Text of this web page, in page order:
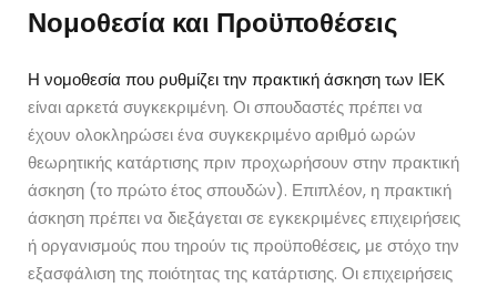
Νομοθεσία και Προϋποθέσεις
Η νομοθεσία που ρυθμίζει την πρακτική άσκηση των ΙΕΚ
είναι αρκετά συγκεκριμένη. Οι σπουδαστές πρέπει να
έχουν ολοκληρώσει ένα συγκεκριμένο αριθμό ωρών
θεωρητικής κατάρτισης πριν προχωρήσουν στην πρακτική
άσκηση (το πρώτο έτος σπουδών). Επιπλέον, η πρακτική
άσκηση πρέπει να διεξάγεται σε εγκεκριμένες επιχειρήσεις
ή οργανισμούς που τηρούν τις προϋποθέσεις, με στόχο την
εξασφάλιση της ποιότητας της κατάρτισης. Οι επιχειρήσεις